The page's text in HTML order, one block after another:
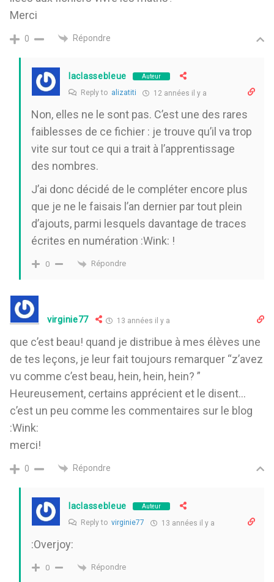
Merci
0 Répondre
laclassebleue Auteur
Reply to alizatiti 12 années il y a
Non, elles ne le sont pas. C’est une des rares
faiblesses de ce fichier : je trouve qu’il va trop
vite sur tout ce qui a trait à l’apprentissage
des nombres.
J’ai donc décidé de le compléter encore plus
que je ne le faisais l’an dernier par tout plein
d’ajouts, parmi lesquels davantage de traces
écrites en numération :Wink: !
0 Répondre
virginie77 13 années il y a
que c’est beau! quand je distribue à mes élèves une
de tes leçons, je leur fait toujours remarquer “z’avez
vu comme c’est beau, hein, hein, hein? ”
Heureusement, certains apprécient et le disent…
c’est un peu comme les commentaires sur le blog
:Wink:
merci!
0 Répondre
laclassebleue Auteur
Reply to virginie77 13 années il y a
:Overjoy:
0 Répondre